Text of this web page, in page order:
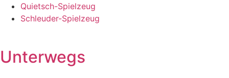
Quietsch-Spielzeug
Schleuder-Spielzeug
Unterwegs